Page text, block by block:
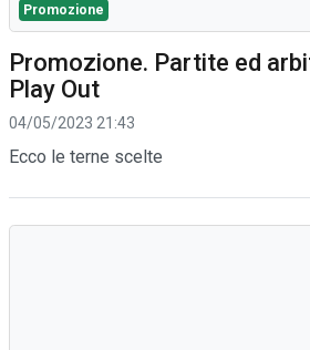
Promozione
Promozione. Partite ed
Play Out
04/05/2023 21:43
Ecco le terne scelte